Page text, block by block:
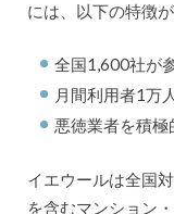
には、以下の特徴が
全国1,600社が
月間利用者1万
悪徳業者を積極
イエウールは全国
を含むマンション